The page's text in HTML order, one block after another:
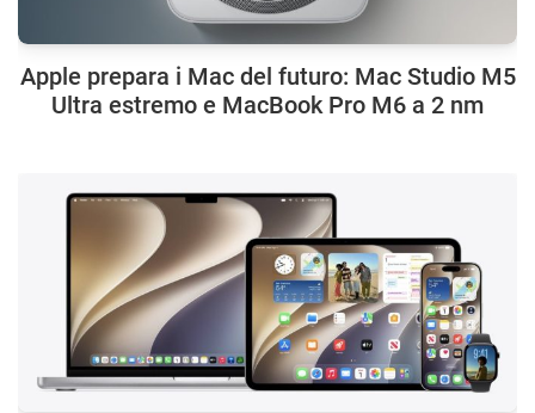
Apple prepara i Mac del futuro: Mac Studio M5
Ultra estremo e MacBook Pro M6 a 2 nm